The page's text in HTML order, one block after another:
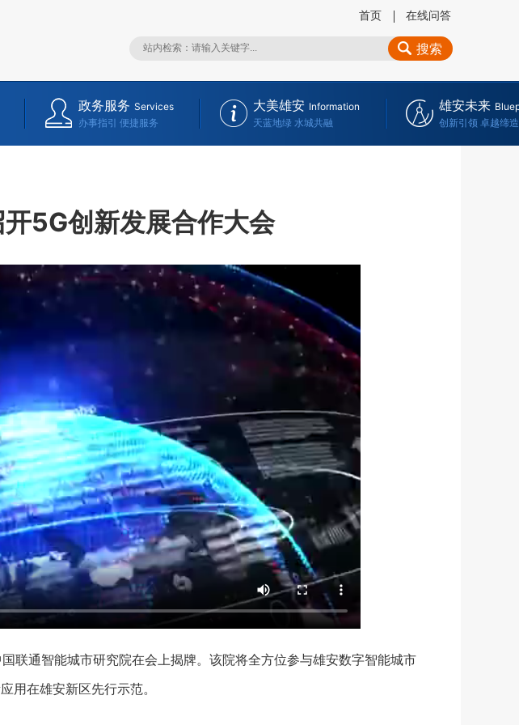
首页 在线问答
搜索
政务服务 Services
办事指引 便捷服务
大美雄安 Information
天蓝地绿 水城共融
雄安未来
创新引领 卓越缔造
5G创新发展合作大会
通智能城市研究院在会上揭牌。该院将全方位参与雄安数字智能城市
用在雄安新区先行示范。